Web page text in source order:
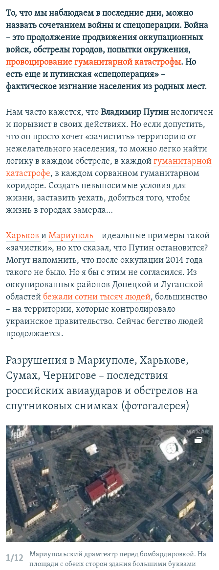
То, что мы наблюдаем в последние дни, можно
назвать сочетанием войны и спецоперации. Война
– это продолжение продвижения оккупационных
войск, обстрелы городов, попытки окружения,
провоцирование гуманитарной катастрофы. Но
есть еще и путинская «спецоперация» –
фактическое изгнание населения из родных мест.
Нам часто кажется, что Владимир Путин нелогичен
и порывист в своих действиях. Но если допустить,
что он просто хочет «зачистить» территорию от
нежелательного населения, то можно легко найти
логику в каждом обстреле, в каждой гуманитарной
катастрофе, в каждом сорванном гуманитарном
коридоре. Создать невыносимые условия для
жизни, заставить уехать, добиться того, чтобы
жизнь в городах замерла…
Харьков и Мариуполь – идеальные примеры такой
«зачистки», но кто сказал, что Путин остановится?
Могут напомнить, что после оккупации 2014 года
такого не было. Но я бы с этим не согласился. Из
оккупированных районов Донецкой и Луганской
областей бежали сотни тысяч людей, большинство
– на территории, которые контролировало
украинское правительство. Сейчас бегство людей
продолжается.
Разрушения в Мариуполе, Харькове,
Сумах, Чернигове – последствия
российских авиаударов и обстрелов на
спутниковых снимках (фотогалерея)
1/12
Мариупольский драмтеатр перед бомбардировкой. На
площади с обеих сторон здания большими буквами